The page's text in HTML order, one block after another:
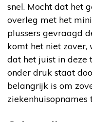
snel. Mocht dat het
overleg met het
plussers gevraagd
komt het niet
dat het juist in deze
onder druk staat
belangrijk is om
ziekenhuisopnames